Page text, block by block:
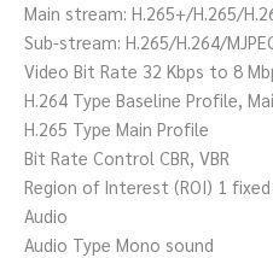
Main stream: H.265+/H.265/
Sub-stream: H.265/H.264/
Video Bit Rate 32 Kbps to 8
H.264 Type Baseline Profile,
H.265 Type Main Profile
Bit Rate Control CBR, VBR
Region of Interest (ROI) 1
Audio
Audio Type Mono sound